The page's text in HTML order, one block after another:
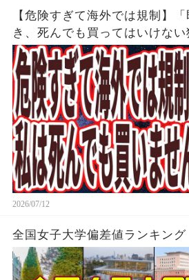
【危険すぎて海外では規制】
き、死んでも買ってはいけな
円以下で買える なぜか報道さ
ベルの神食品」
2026/07/12
全国女子大学偏差値ランキング